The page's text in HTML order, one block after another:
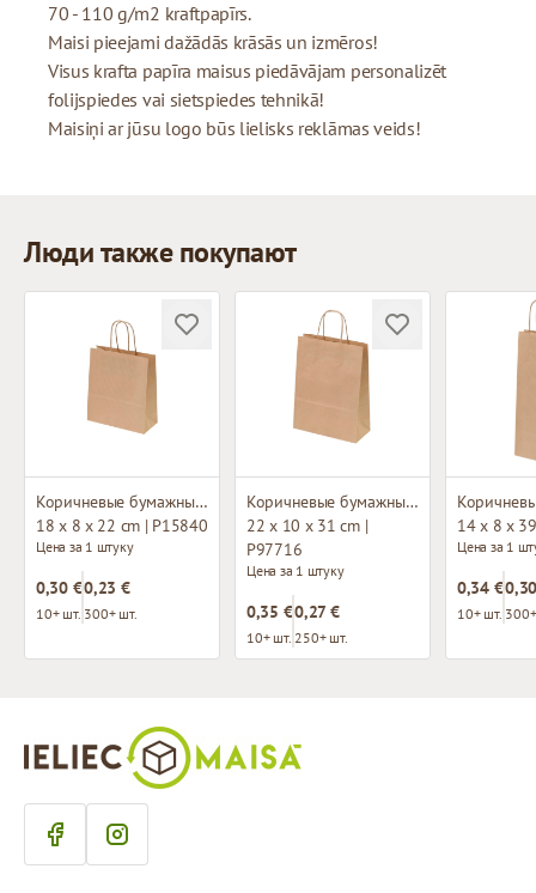
70 - 110 g/m2 kraftpapīrs.
Maisi pieejami dažādās krāsās un izmēros!
Visus krafta papīra maisus piedāvājam personalizēt
folijspiedes vai sietspiedes tehnikā!
Maisiņi ar jūsu logo būs lielisks reklāmas veids!
Люди также покупают
Коричневые бумажные пакеты с плетёными ручками
18 x 8 x 22 cm | P15840
Цена за 1 штуку
0,30 €
10+ шт.
0,23 €
300+ шт.
Коричневые бумажные пакеты с плетёными ручками
22 x 10 x 31 cm |
P97716
Цена за 1 штуку
0,35 €
10+ шт.
0,27 €
250+ шт.
14 x 8 x
Цена за 1
0,34 €
10+ шт.